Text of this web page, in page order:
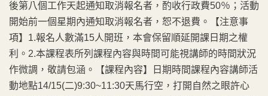
後第八個工作天起通知取消報名者，酌收行政費50％；活動
開始前一個星期內通知取消報名者，恕不退費。【注意事
項】1.報名人數滿15人開班，本會保留順延開課日期之權
利。2.本課程表所列課程內容與時間可能視講師的時間狀況
作微調，敬請包涵。【課程內容】日期時間課程內容講師活
動地點14/15(二)9:30~11:30天馬行空，打開自然之眼許心